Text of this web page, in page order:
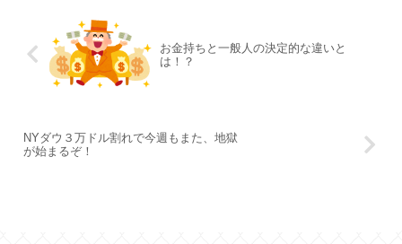
お金持ちと一般人の決定的な違いと
は！？
NYダウ３万ドル割れで今週もまた、地獄
が始まるぞ！